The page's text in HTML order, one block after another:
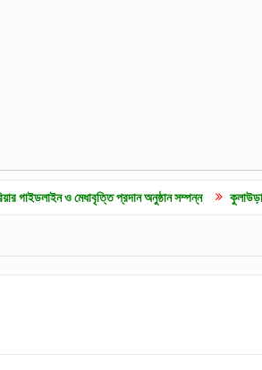
প্রদান অনুষ্ঠান সম্পন্ন কুলাউড়ায় জুলাই গনঅভূথান